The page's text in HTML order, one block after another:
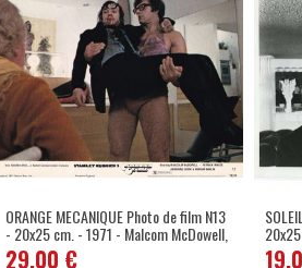
ORANGE MECANIQUE Photo de film N13
- 20x25 cm. - 1971 - Malcom McDowell,
Stanley Kubrick
29,00 €